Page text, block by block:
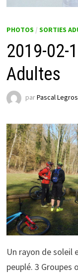
PHOTOS / SORTIES
2019-02-
Adultes
parPascal Legros
Un rayon de soleil
peuplé. 3